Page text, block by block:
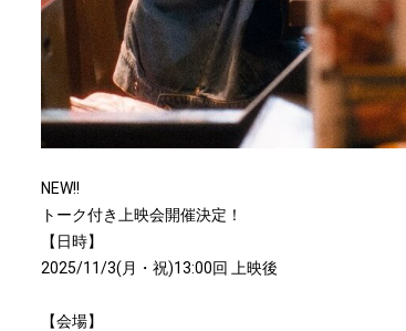
NEW!!
トーク付き上映会開催決定！
【日時】
2025/11/3(月・祝)13:00回 上映後
【会場】